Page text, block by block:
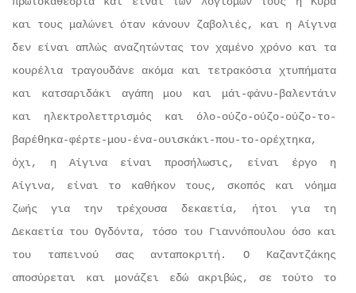
και τους μαλώνει όταν κάνουν ζαβολιές, και η Αίγινα
δεν είναι απλώς αναζητώντας τον χαμένο χρόνο και τα
κουρέλια τραγουδάνε ακόμα και τετρακόσια χτυπήματα
και κατσαριδάκι αγάπη μου και μάι-φάνυ-βαλεντάιν
και ηλεκτρολεττρισμός και όλο-ούζο-ούζο-ούζο-το-
βαρέθηκα-φέρτε-μου-ένα-ουισκάκι-που-το-ορέχτηκα,
όχι, η Αίγινα είναι προσήλωσις, είναι έργο η
Αίγινα, είναι το καθήκον τους, σκοπός και νόημα
ζωής για την τρέχουσα δεκαετία, ήτοι για τη
Δεκαετία του Ογδόντα, τόσο του Γιαννόπουλου όσο και
του ταπεινού σας ανταποκριτή. Ο Καζαντζάκης
αποσύρεται και μονάζει εδώ ακριβώς, σε τούτο το